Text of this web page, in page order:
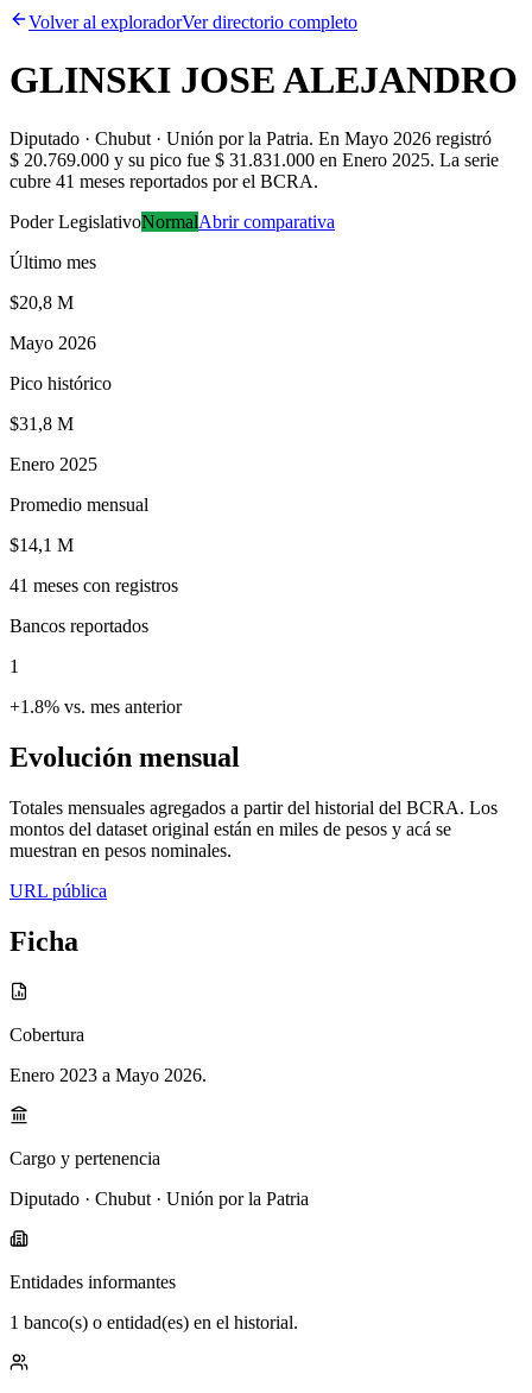
Volver al exploradorVer directorio completo
GLINSKI JOSE ALEJANDRO
Diputado · Chubut · Unión por la Patria. En Mayo 2026 registró
$ 20.769.000 y su pico fue $ 31.831.000 en Enero 2025. La serie
cubre 41 meses reportados por el BCRA.
Poder LegislativoNormalAbrir comparativa
Último mes
$20,8 M
Mayo 2026
Pico histórico
$31,8 M
Enero 2025
Promedio mensual
$14,1 M
41 meses con registros
Bancos reportados
1
+1.8% vs. mes anterior
Evolución mensual
Totales mensuales agregados a partir del historial del BCRA. Los
montos del dataset original están en miles de pesos y acá se
muestran en pesos nominales.
URL pública
Ficha
Cobertura
Enero 2023 a Mayo 2026.
Cargo y pertenencia
Diputado · Chubut · Unión por la Patria
Entidades informantes
1 banco(s) o entidad(es) en el historial.